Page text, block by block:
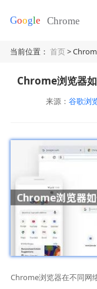
当前位置：首页>
Chrome浏览器
来源： 谷歌浏
Chrome浏览器在不同网